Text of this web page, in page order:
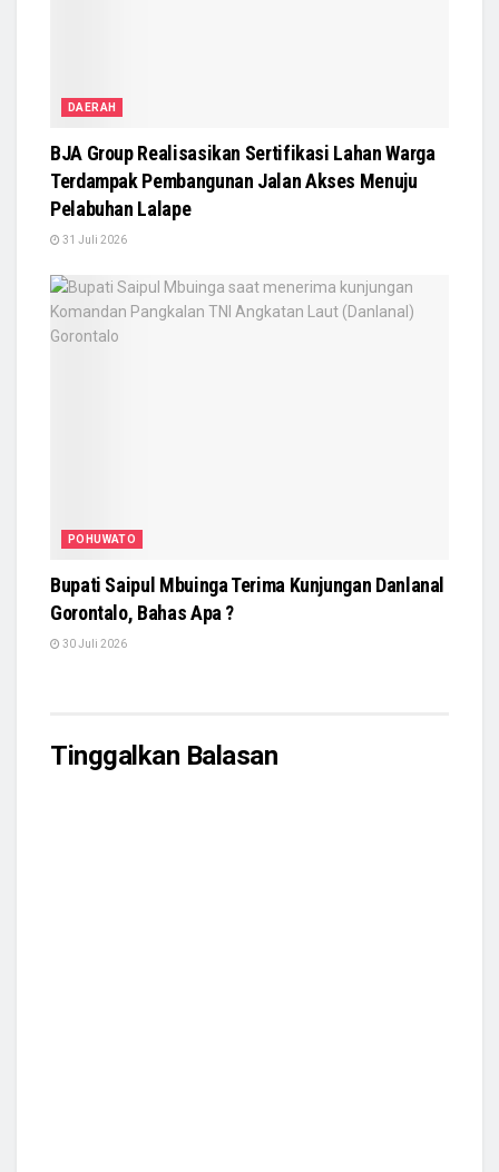
DAERAH
BJA Group Realisasikan Sertifikasi Lahan Warga
Terdampak Pembangunan Jalan Akses Menuju
Pelabuhan Lalape
31 Juli 2026
POHUWATO
Bupati Saipul Mbuinga Terima Kunjungan Danlanal
Gorontalo, Bahas Apa ?
30 Juli 2026
Tinggalkan Balasan